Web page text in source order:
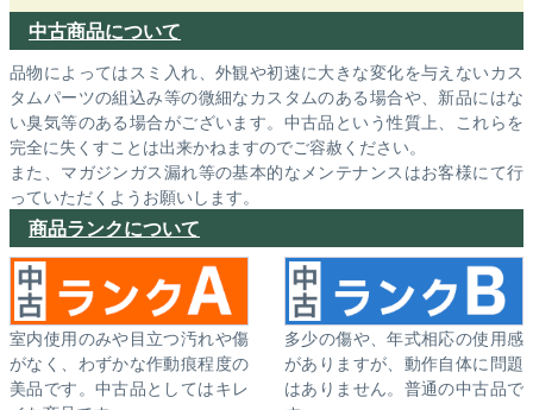
中古商品について
品物によってはスミ入れ、外観や初速に大きな変化を与えないカス
タムパーツの組込み等の微細なカスタムのある場合や、新品にはな
い臭気等のある場合がございます。中古品という性質上、これらを
完全に失くすことは出来かねますのでご容赦ください。
また、マガジンガス漏れ等の基本的なメンテナンスはお客様にて行
っていただくようお願いします。
商品ランクについて
室内使用のみや目立つ汚れや傷
がなく、わずかな作動痕程度の
美品です。中古品としてはキレ
多少の傷や、年式相応の使用感
がありますが、動作自体に問題
はありません。普通の中古品で